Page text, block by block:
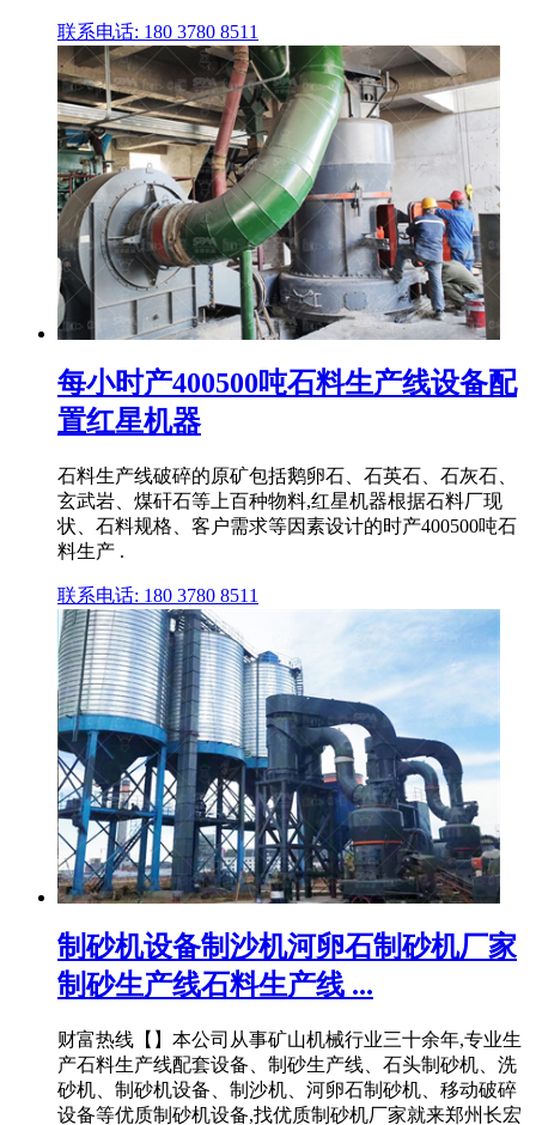
联系电话: 180 3780 8511
每小时产400500吨石料生产线设备配
置红星机器
石料生产线破碎的原矿包括鹅卵石、石英石、石灰石、
玄武岩、煤矸石等上百种物料,红星机器根据石料厂现
状、石料规格、客户需求等因素设计的时产400500吨石
料生产 .
联系电话: 180 3780 8511
制砂机设备制沙机河卵石制砂机厂家
制砂生产线石料生产线 ...
财富热线【】本公司从事矿山机械行业三十余年,专业生
产石料生产线配套设备、制砂生产线、石头制砂机、洗
砂机、制砂机设备、制沙机、河卵石制砂机、移动破碎
设备等优质制砂机设备,找优质制砂机厂家就来郑州长宏